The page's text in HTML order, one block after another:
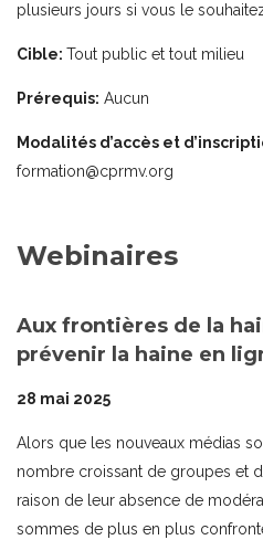
plusieurs jours si vous le
Cible: Tout public et tout milieu
Prérequis: Aucun
Modalités d’accès et
formation@cprmv.org
Webinaires
Aux frontières de la
prévenir la haine en
28 mai 2025
Alors que les nouveaux médias
nombre croissant de groupes et
raison de leur absence de
sommes de plus en plus